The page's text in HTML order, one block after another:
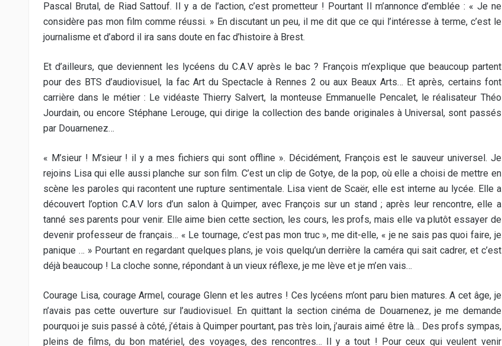
Pascal Brutal, de Riad Sattouf. Il y a de l’action, c’est prometteur ! Pourtant Il m’annonce d’emblée : « Je ne
considère pas mon film comme réussi. » En discutant un peu, il me dit que ce qui l’intéresse à terme, c’est le
journalisme et d’abord il ira sans doute en fac d’histoire à Brest.
Et d’ailleurs, que deviennent les lycéens du C.A.V après le bac ? François m’explique que beaucoup partent
pour des BTS d’audiovisuel, la fac Art du Spectacle à Rennes 2 ou aux Beaux Arts… Et après, certains font
carrière dans le métier : Le vidéaste Thierry Salvert, la monteuse Emmanuelle Pencalet, le réalisateur Théo
Jourdain, ou encore Stéphane Lerouge, qui dirige la collection des bande originales à Universal, sont passés
par Douarnenez…
« M’sieur ! M’sieur ! il y a mes fichiers qui sont offline ». Décidément, François est le sauveur universel. Je
rejoins Lisa qui elle aussi planche sur son film. C’est un clip de Gotye, de la pop, où elle a choisi de mettre en
scène les paroles qui racontent une rupture sentimentale. Lisa vient de Scaër, elle est interne au lycée. Elle a
découvert l’option C.A.V lors d’un salon à Quimper, avec François sur un stand ; après leur rencontre, elle a
tanné ses parents pour venir. Elle aime bien cette section, les cours, les profs, mais elle va plutôt essayer de
devenir professeur de français… « Le tournage, c’est pas mon truc », me dit-elle, « je ne sais pas quoi faire, je
panique … » Pourtant en regardant quelques plans, je vois quelqu’un derrière la caméra qui sait cadrer, et c’est
déjà beaucoup ! La cloche sonne, répondant à un vieux réflexe, je me lève et je m’en vais…
Courage Lisa, courage Armel, courage Glenn et les autres ! Ces lycéens m’ont paru bien matures. A cet âge, je
n’avais pas cette ouverture sur l’audiovisuel. En quittant la section cinéma de Douarnenez, je me demande
pourquoi je suis passé à côté, j’étais à Quimper pourtant, pas très loin, j’aurais aimé être là… Des profs sympas,
pleins de films, du bon matériel, des voyages, des rencontres… Il y a tout ! Pour ceux qui veulent venir